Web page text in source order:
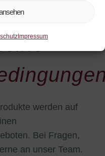
Impressum
werden auf
Bei Fragen,
an unser Team.